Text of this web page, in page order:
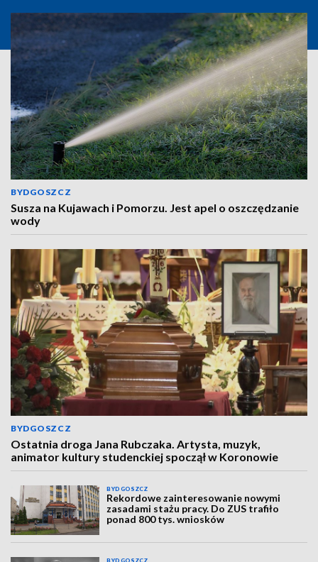
BYDGOSZCZ
Susza na Kujawach i Pomorzu. Jest apel o oszczędzanie
wody
BYDGOSZCZ
Ostatnia droga Jana Rubczaka. Artysta, muzyk,
animator kultury studenckiej spoczął w Koronowie
BYDGOSZCZ
Rekordowe zainteresowanie nowymi
zasadami stażu pracy. Do ZUS trafiło
ponad 800 tys. wniosków